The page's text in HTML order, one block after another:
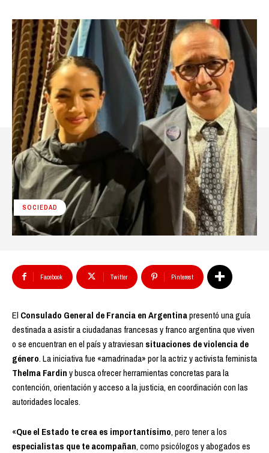
SOCIEDAD
Facebook Twitter Pinterest
El Consulado General de Francia en Argentinapresentó una guía
destinada a asistir a ciudadanas francesas y franco argentina que viven
o se encuentran en el país y atraviesan situaciones de violencia de
género. La iniciativa fue «amadrinada» por la actriz y activista feminista
Thelma Fardiny busca ofrecer herramientas concretas para la
contención, orientación y acceso a la justicia, en coordinación con las
autoridades locales.
«Que el Estado te crea es importantísimo, pero tener a los
especialistas que te acompañan, como psicólogos y abogados es